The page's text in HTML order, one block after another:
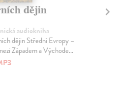
dějin
audiokniha
dějin Střední Evropy –
Západem a Východe...